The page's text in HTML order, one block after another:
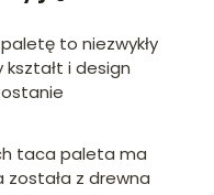
to niezwykły
i design
taca paleta ma
została z drewna